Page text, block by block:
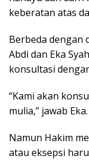
keberatan atas
Berbeda dengan
Abdi dan Eka
konsultasi
“Kami akan
mulia,” jawab Eka.
Namun Hakim
atau eksepsi